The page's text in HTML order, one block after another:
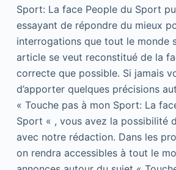
Sport: La face People du Sport
essayant de répondre du mieux
interrogations que tout le monde
article se veut reconstitué de la
correcte que possible. Si jamais
d’apporter quelques précisions
« Touche pas à mon Sport: La
Sport « , vous avez la possibilité
avec notre rédaction. Dans les
on rendra accessibles à tout le